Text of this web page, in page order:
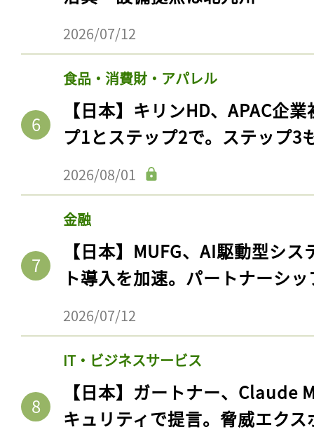
2026/07/12
食品・消費財・アパレル
【日本】キリンHD、APAC企
プ1とステップ2で。ステップ3
2026/08/01
金融
【日本】MUFG、AI駆動型シ
ト導入を加速。パートナーシ
2026/07/12
IT・ビジネスサービス
【日本】ガートナー、Claude
キュリティで提言。脅威エク
記事をお気に入りに
ログインが必
ログイン